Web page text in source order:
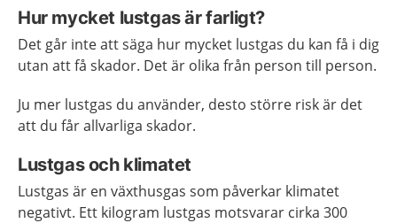
Hur mycket lustgas är farligt?
Det går inte att säga hur mycket lustgas du kan få i dig
utan att få skador. Det är olika från person till person.
Ju mer lustgas du använder, desto större risk är det
att du får allvarliga skador.
Lustgas och klimatet
Lustgas är en växthusgas som påverkar klimatet
negativt. Ett kilogram lustgas motsvarar cirka 300